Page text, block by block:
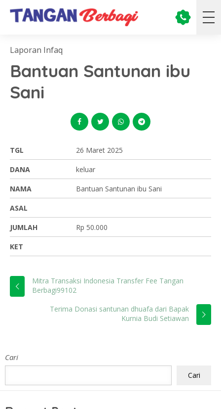
Laporan Infaq
Bantuan Santunan ibu
Sani
TGL 26 Maret 2025
DANA keluar
NAMA Bantuan Santunan ibu Sani
ASAL
JUMLAH Rp 50.000
KET
Mitra Transaksi Indonesia Transfer Fee Tangan
Berbagi99102
Terima Donasi santunan dhuafa dari Bapak
Kurnia Budi Setiawan
Cari
Cari